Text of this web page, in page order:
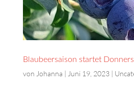
Blaubeersaison startet
von Johanna | Juni 19, 2023|